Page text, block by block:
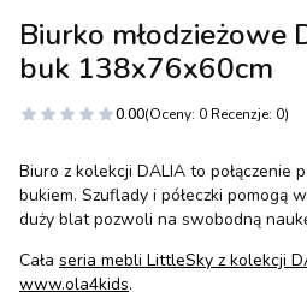
Biurko młodzieżowe
buk 138x76x60cm
0.00(Oceny: 0 Recenzje: 0)
Biuro z kolekcji DALIA to połączenie
bukiem. Szuflady i półeczki pomogą
duży blat pozwoli na swobodną
Cała seria mebli LittleSky z kolekcji
www.ola4kids.